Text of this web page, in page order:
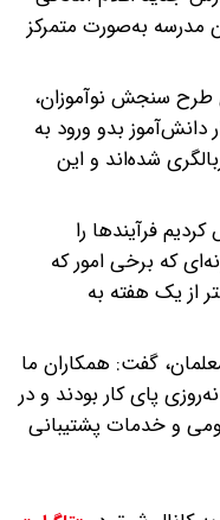
مدرسه به‌صورت متمرکز
طرح سنجش نوآموزان،
یک میلیون و ۱۶۰ هزار دانش‌آموز بدو ورود به
۹۰۰ هزار نفر غربالگری شده‌اند و این
فرآیندها را
که برخی امور که
از یک هفته به
گفت: همکاران ما
پای کار بودند و در
و خدمات پشتیبانی